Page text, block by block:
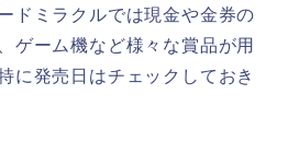
ドミラクルでは現金や金券の
ゲーム機など様々な賞品が用
に発売日はチェックしておき